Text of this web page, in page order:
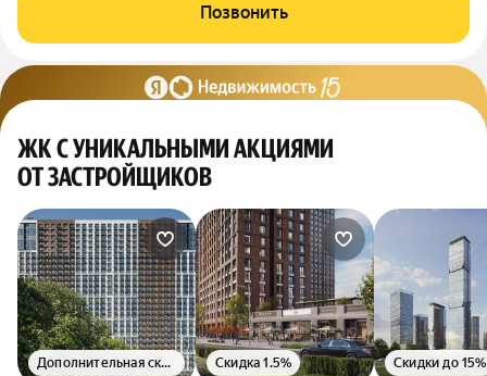
Позвонить
ЖК С УНИКАЛЬНЫМИ АКЦИЯМИ
ОТ ЗАСТРОЙЩИКОВ
Дополнительная скидка 1.5% Скидка 1.5% Скидки до 15%